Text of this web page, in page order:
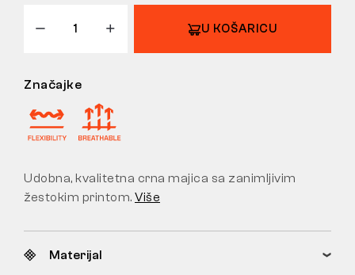
U KOŠARICU
Značajke
Udobna, kvalitetna crna majica sa zanimljivim
žestokim printom. Više
Materijal